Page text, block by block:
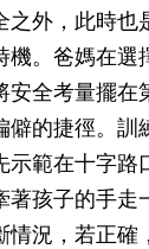
之外，此時也
機。爸媽在選
安全考量擺在
僻的捷徑。訓
範在十字路
著孩子的手走
情況，若正確